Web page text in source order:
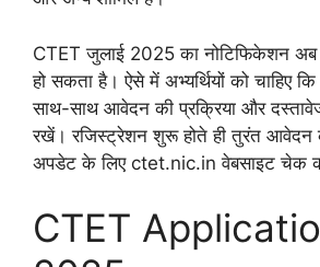
CTET जुलाई 2025 का नोटिफिकेशन अब
हो सकता है। ऐसे में अभ्यर्थियों को चाहिए
साथ-साथ आवेदन की प्रक्रिया और
रखें। रजिस्ट्रेशन शुरू होते ही तुरंत आवेदन
अपडेट के लिए ctet.nic.in वेबसाइट चेक
CTET